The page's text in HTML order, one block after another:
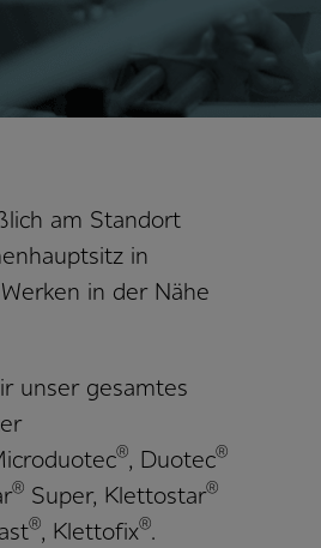
am Standort
in
in der Nähe
unser gesamtes
®, Duotec®
® Super, Klettostar®
®, Klettofix®.